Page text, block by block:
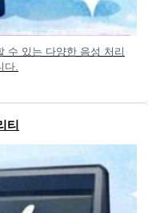
수 있는 다양한 음성 처리
다.
티